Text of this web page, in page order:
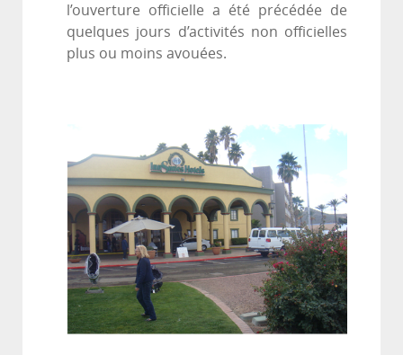
l’ouverture officielle a été précédée de
quelques jours d’activités non officielles
plus ou moins avouées.